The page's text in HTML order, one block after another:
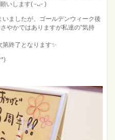
いします( ᵕᴗᵕ )
ましたが、ゴールデンウィーク後
やかではありますが私達の"気持
終了となります✨